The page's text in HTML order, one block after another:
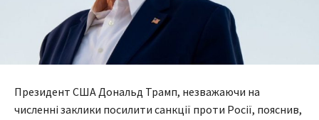
Президент США Дональд Трамп, незважаючи на
численні заклики посилити санкції проти Росії, пояснив,